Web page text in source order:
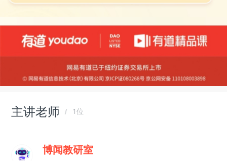
主讲老师 1位
博闻教研室